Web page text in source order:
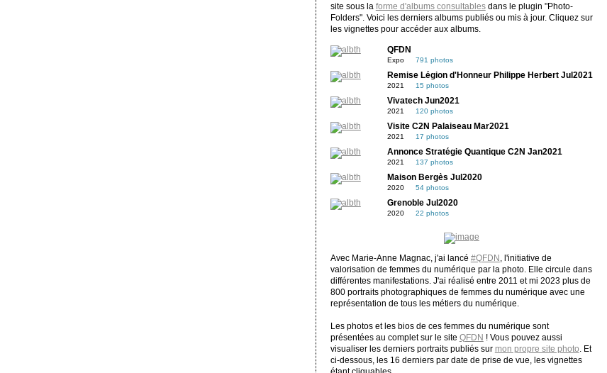
site sous la forme d'albums consultablesdans le plugin "Photo-
Folders". Voici les derniers albums publiés ou mis à jour. Cliquez sur
les vignettes pour accéder aux albums.
QFDN
Expo 791 photos
Remise Légion d'Honneur Philippe Herbert Jul2021
2021 15 photos
Vivatech Jun2021
2021 120 photos
Visite C2N Palaiseau Mar2021
2021 17 photos
Annonce Stratégie Quantique C2N Jan2021
2021 137 photos
Maison Bergès Jul2020
2020 54 photos
Grenoble Jul2020
2020 22 photos
Avec Marie-Anne Magnac, j'ai lancé #QFDN
, l'initiative de
valorisation de femmes du numérique par la photo. Elle circule dans
différentes manifestations. J'ai réalisé entre 2011 et mi 2023 plus de
800 portraits photographiques de femmes du numérique avec une
représentation de tous les métiers du numérique.
Les photos et les bios de ces femmes du numérique sont
présentées au complet sur le site QFDN ! Vous pouvez aussi
visualiser les derniers portraits publiés sur mon propre site photo . Et
ci-dessous, les 16 derniers par date de prise de vue, les vignettes
étant cliquables.